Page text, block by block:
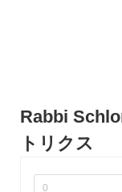
Rabbi
トリクス
Rabbi
公式の更新によ
トコルアップグ